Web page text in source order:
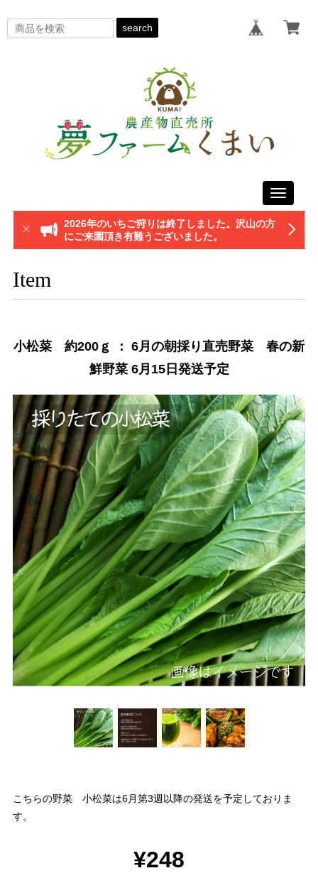
search
Toggle
2026年のいちご狩りは終了しました。沢山の方
にご来園頂き有難うございました。
Item
小松菜 約200ｇ ： 6月の朝採り直売野菜 春の新
鮮野菜 6月15日発送予定
こちらの野菜 小松菜は6月第3週以降の発送を予定しておりま
す。
¥248